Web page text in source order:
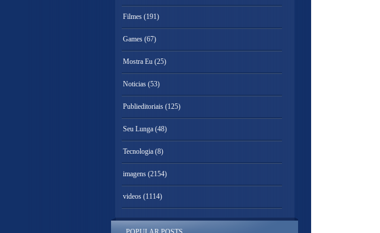
Filmes (191)
Games (67)
Mostra Eu (25)
Noticias (53)
Publieditoriais (125)
Seu Lunga (48)
Tecnologia (8)
imagens (2154)
videos (1114)